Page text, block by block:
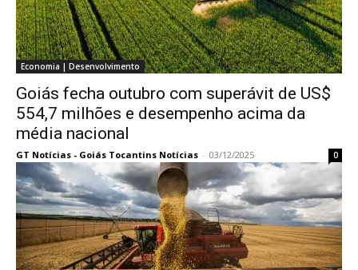
Economia | Desenvolvimento
Goiás fecha outubro com superávit de US$
554,7 milhões e desempenho acima da
média nacional
GT Notícias - Goiás Tocantins Notícias - 03/12/2025 0